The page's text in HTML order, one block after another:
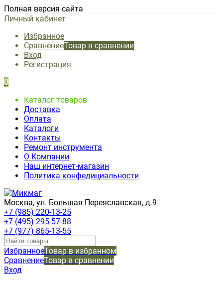
Полная версия сайта
Личный кабинет
Избранное
СравнениеТовар в сравнении
Вход
Регистрация
0
Каталог товаров
Доставка
Оплата
Каталоги
Контакты
Ремонт инструмента
О Компании
Наш интернет-магазин
Политика конфедициальности
Москва, ул. Большая Переяславская, д.9
+7 (985) 220-13-25
+7 (495) 295-57-88
+7 (977) 865-13-55
ИзбранноеТовар в избранном
СравнениеТовар в сравнении
Вход